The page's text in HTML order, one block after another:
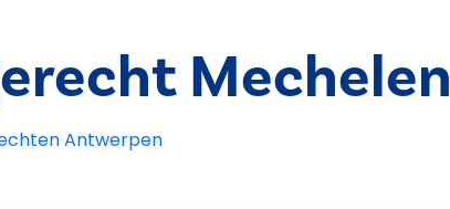
Mechelen
Antwerpen